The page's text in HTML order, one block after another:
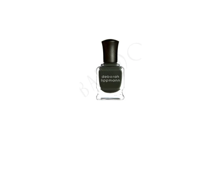
Balmain Texturizing Volume Spray 200ml